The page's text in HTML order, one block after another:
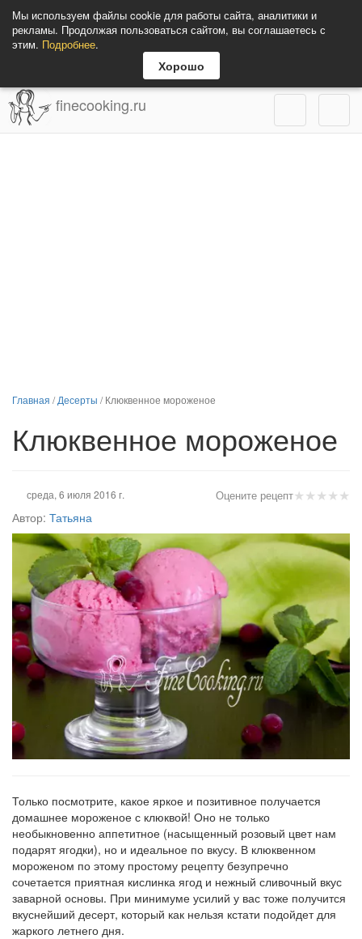
Мы используем файлы cookie для работы сайта, аналитики и
рекламы. Продолжая пользоваться сайтом, вы соглашаетесь с
этим. Подробнее.
Хорошо
finecooking.ru
Главная /Десерты /Клюквенное мороженое
Клюквенное мороженое
★★★★★
Оцените рецепт
среда, 6 июля 2016 г.
Автор: Татьяна
Только посмотрите, какое яркое и позитивное получается
домашнее мороженое с клюквой! Оно не только
необыкновенно аппетитное (насыщенный розовый цвет нам
подарят ягодки), но и идеальное по вкусу. В клюквенном
мороженом по этому простому рецепту безупречно
сочетается приятная кислинка ягод и нежный сливочный вкус
заварной основы. При минимуме усилий у вас тоже получится
вкуснейший десерт, который как нельзя кстати подойдет для
жаркого летнего дня.